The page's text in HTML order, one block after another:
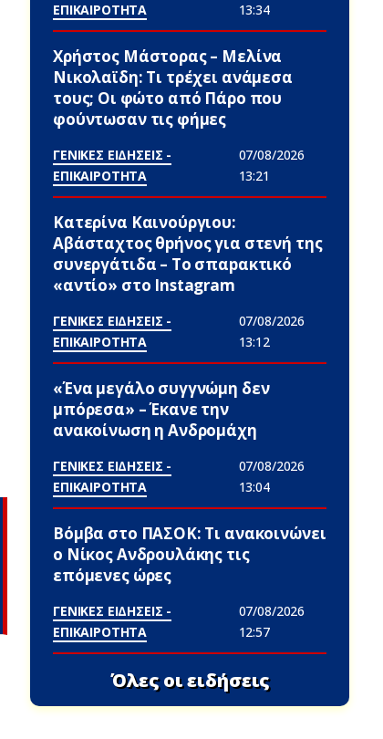
ΕΠΙΚΑΙΡΟΤΗΤΑ
13:34
Χρήστος Μάστορας – Μελίνα
Νικολαϊδη: Τι τρέχει ανάμεσα
τους; Οι φώτο από Πάρο που
φούντωσαν τις φήμες
ΓΕΝΙΚΕΣ ΕΙΔΗΣΕΙΣ -
ΕΠΙΚΑΙΡΟΤΗΤΑ
07/08/2026
13:21
Κατερίνα Καινούργιου:
Αβάσταχτος θpήνος για στενή της
συνεργάτιδα – Το σπαpακτικό
«αντίο» στο Instagram
ΓΕΝΙΚΕΣ ΕΙΔΗΣΕΙΣ -
ΕΠΙΚΑΙΡΟΤΗΤΑ
07/08/2026
13:12
«Ένα μεγάλο συγγνώμη δεν
μπόρεσα» – Έκανε την
ανακοίνωση η Ανδρομάχη
ΓΕΝΙΚΕΣ ΕΙΔΗΣΕΙΣ -
ΕΠΙΚΑΙΡΟΤΗΤΑ
07/08/2026
13:04
Βόμβα στο ΠΑΣΟΚ: Τι ανακοινώνει
ο Νίκος Ανδρουλάκης τις
επόμενες ώρες
ΓΕΝΙΚΕΣ ΕΙΔΗΣΕΙΣ -
ΕΠΙΚΑΙΡΟΤΗΤΑ
07/08/2026
12:57
Όλες οι ειδήσεις